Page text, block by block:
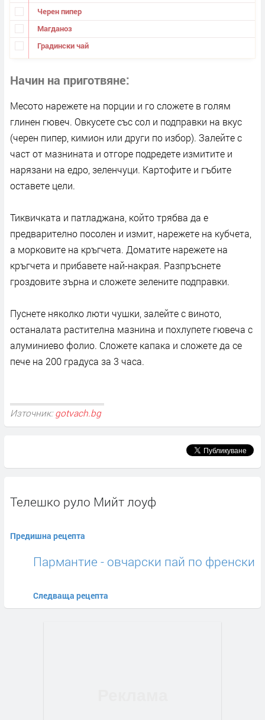
Черен пипер
Магданоз
Градински чай
Начин на приготвяне
Месото нарежете на порции и го сложете в голям
глинен гювеч. Овкусете със сол и подправки на вкус
(черен пипер, кимион или други по избор). Залейте с
част от мазнината и отгоре подредете измитите и
нарязани на едро, зеленчуци. Картофите и гъбите
оставете цели.
Тиквичката и патладжана, който трябва да е
предварително посолен и измит, нарежете на кубчета,
а морковите на кръгчета. Доматите нарежете на
кръгчета и прибавете най-накрая. Разпръснете
гроздовите зърна и сложете зелените подправки.
Пуснете няколко люти чушки, залейте с виното,
останалата растителна мазнина и похлупете гювеча с
алуминиево фолио. Сложете капака и сложете да се
пече на 200 градуса за 3 часа.
Източник: gotvach.bg
Телешко руло Mийт лоуф
Предишна рецепта
Пармантие - овчарски пай по френски
Следваща рецепта